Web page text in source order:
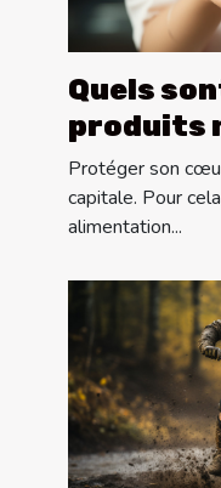
Quels
produits
santé du
Protéger son
capitale. Pour
alimentation...